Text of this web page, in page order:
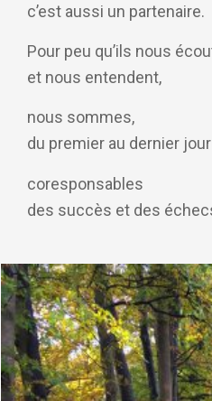
c’est aussi un partenaire.
Pour peu qu’ils nous
et nous entendent,
nous sommes,
du premier au dernier
coresponsables
des succès et des